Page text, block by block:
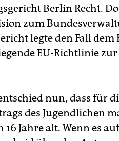
Berlin Recht.
zum
legte den Fall
EU-Richtlinie
nun, dass für
des Jugendlichen
16 Jahre alt. Wenn es